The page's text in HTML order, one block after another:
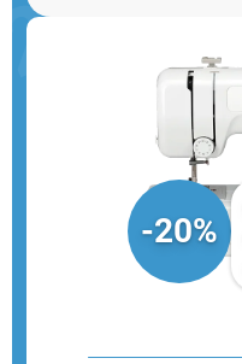
-20%